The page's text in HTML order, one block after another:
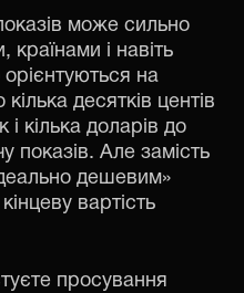
може сильно
країнами і навіть
на
десятків центів
і кілька доларів до
показів. Але замість
дешевим»
вартість
просування